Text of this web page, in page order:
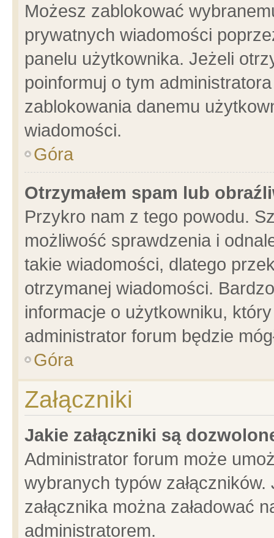
Możesz zablokować
prywatnych wiadomości
panelu użytkownika. Jeżeli
poinformuj o tym
zablokowania danemu
wiadomości.
Góra
Otrzymałem spam lub
Przykro nam z tego powodu.
możliwość sprawdzenia i
takie wiadomości, dlatego
otrzymanej wiadomości.
informacje o użytkowniku,
administrator forum będzie
Góra
Załączniki
Jakie załączniki są
Administrator forum może
wybranych typów
załącznika można załadować
administratorem.